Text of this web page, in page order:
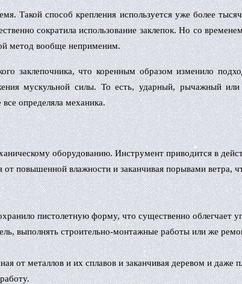
Такой способ крепления используется уже более
сократила использование заклепок. Но со
метод вообще неприменим.
заклепочника, что коренным образом изменило
мускульной силы. То есть, ударный, рычажный
определяла механика.
оборудованию. Инструмент приводится в
повышенной влажности и заканчивая порывами ветра,
пистолетную форму, что существенно облегчает
выполнять строительно-монтажные работы или же
от металлов и их сплавов и заканчивая деревом и даже